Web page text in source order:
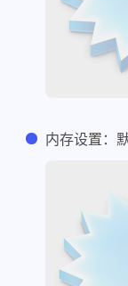
内存设置：